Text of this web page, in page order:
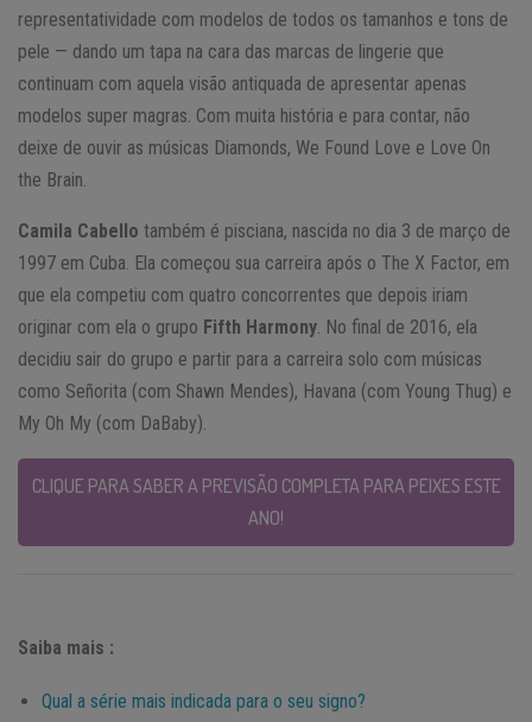
representatividade com modelos de todos os tamanhos e tons de
pele — dando um tapa na cara das marcas de lingerie que
continuam com aquela visão antiquada de apresentar apenas
modelos super magras. Com muita história e para contar, não
deixe de ouvir as músicas Diamonds, We Found Love e Love On
the Brain.
Camila Cabello também é pisciana, nascida no dia 3 de março de
1997 em Cuba. Ela começou sua carreira após o The X Factor, em
que ela competiu com quatro concorrentes que depois iriam
originar com ela o grupo Fifth Harmony . No final de 2016, ela
decidiu sair do grupo e partir para a carreira solo com músicas
como Señorita (com Shawn Mendes), Havana (com Young Thug) e
My Oh My (com DaBaby).
CLIQUE PARA SABER A PREVISÃO COMPLETA PARA PEIXES ESTE
ANO!
Saiba mais :
Qual a série mais indicada para o seu signo?